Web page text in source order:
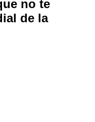
no te
de la